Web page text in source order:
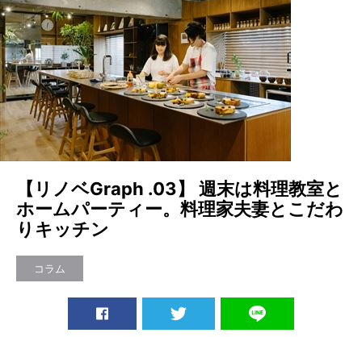
【リノベGraph .03】 週末は料理教室と
ホームパーティー。料理家夫妻とこだわ
りキッチン
コラム